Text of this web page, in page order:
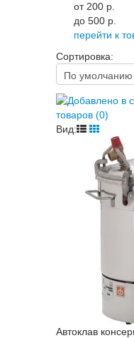
от 200 p.
до 500 p.
перейти к
Сортировка:
товаров (0)
Вид:
Автоклав